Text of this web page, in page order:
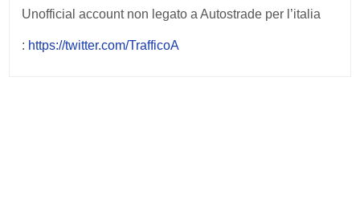
Unofficial account non legato a Autostrade per l’italia
: https://twitter.com/TrafficoA